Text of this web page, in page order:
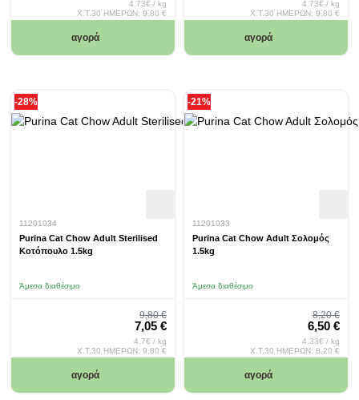
4.73€ / kg
Χ.Τ.30 ΗΜΕΡΩΝ: 9,80 €
αγορά
4.73€ / kg
Χ.Τ.30 ΗΜΕΡΩΝ: 9,80 €
αγορά
-28%
11201034
Purina Cat Chow Adult Sterilised
Κοτόπουλο 1.5kg
Άμεσα διαθέσιμο
Special Price
7,05 €
Regular Price
9,80 €
4.7€ / kg
Χ.Τ.30 ΗΜΕΡΩΝ: 9,80 €
αγορά
-21%
11201033
Purina Cat Chow Adult Σολομός
1.5kg
Άμεσα διαθέσιμο
Special
6,50 €
Regular
8,20 €
4.33€ / kg
Χ.Τ.30 ΗΜΕΡΩΝ: 8,20 €
αγορά